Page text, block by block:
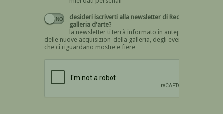
desideri iscriverti alla newsletter di Recta
galleria d'arte?
la newsletter ti terrà informato in anteprima
delle nuove acquisizioni della galleria, degli eventi
che ci riguardano mostre e fiere